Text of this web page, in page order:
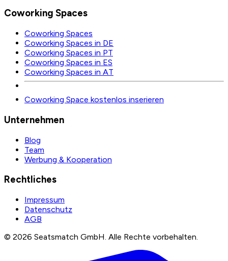
Coworking Spaces
Coworking Spaces
Coworking Spaces in DE
Coworking Spaces in PT
Coworking Spaces in ES
Coworking Spaces in AT
Coworking Space kostenlos inserieren
Unternehmen
Blog
Team
Werbung & Kooperation
Rechtliches
Impressum
Datenschutz
AGB
© 2026 Seatsmatch GmbH. Alle Rechte vorbehalten.